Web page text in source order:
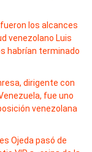
los alcances
venezolano Luis
habrían terminado
dirigente con
fue uno
venezolana
Ojeda pasó de